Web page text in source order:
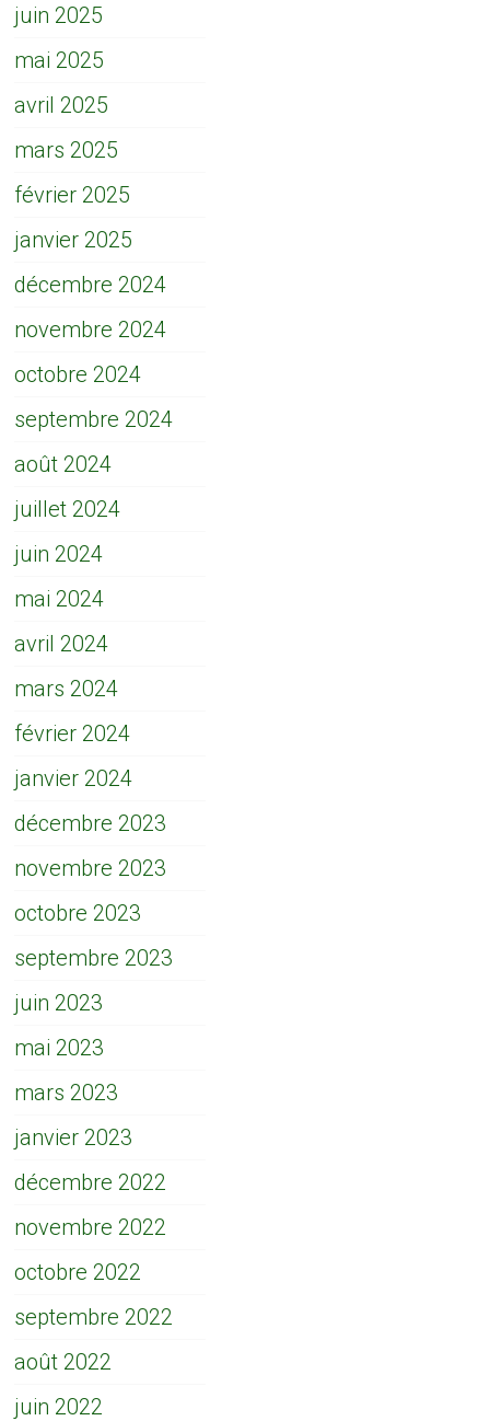
juin 2025
mai 2025
avril 2025
mars 2025
février 2025
janvier 2025
décembre 2024
novembre 2024
octobre 2024
septembre 2024
août 2024
juillet 2024
juin 2024
mai 2024
avril 2024
mars 2024
février 2024
janvier 2024
décembre 2023
novembre 2023
octobre 2023
septembre 2023
juin 2023
mai 2023
mars 2023
janvier 2023
décembre 2022
novembre 2022
octobre 2022
septembre 2022
août 2022
juin 2022